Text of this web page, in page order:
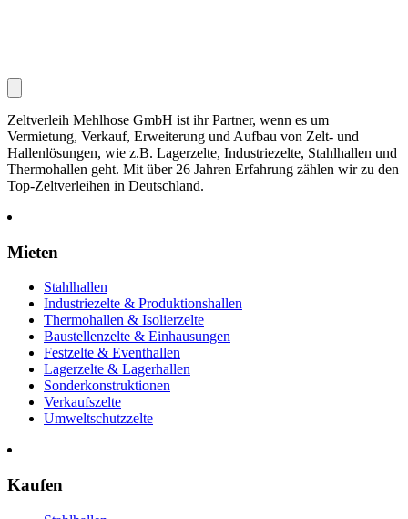
Zeltverleih Mehlhose GmbH ist ihr Partner, wenn es um
Vermietung, Verkauf, Erweiterung und Aufbau von Zelt- und
Hallenlösungen, wie z.B. Lagerzelte, Industriezelte, Stahlhallen und
Thermohallen geht. Mit über 26 Jahren Erfahrung zählen wir zu den
Top-Zeltverleihen in Deutschland.
Mieten
Stahlhallen
Industriezelte & Produktionshallen
Thermohallen & Isolierzelte
Baustellenzelte & Einhausungen
Festzelte & Eventhallen
Lagerzelte & Lagerhallen
Sonderkonstruktionen
Verkaufszelte
Umweltschutzzelte
Kaufen